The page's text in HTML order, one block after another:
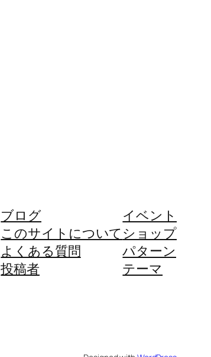
ブログ
このサイトについて
よくある質問
投稿者
イベント
ショップ
パターン
テーマ